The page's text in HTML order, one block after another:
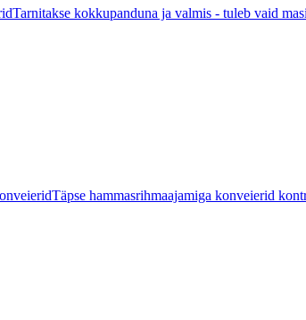
Tarnitakse kokkupanduna ja valmis - tuleb vaid
Täpse hammasrihmaajamiga konveierid